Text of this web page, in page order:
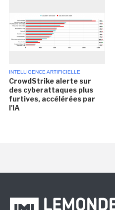
INTELLIGENCE ARTIFICIELLE
CrowdStrike alerte sur
des cyberattaques plus
furtives, accélérées par
l'IA